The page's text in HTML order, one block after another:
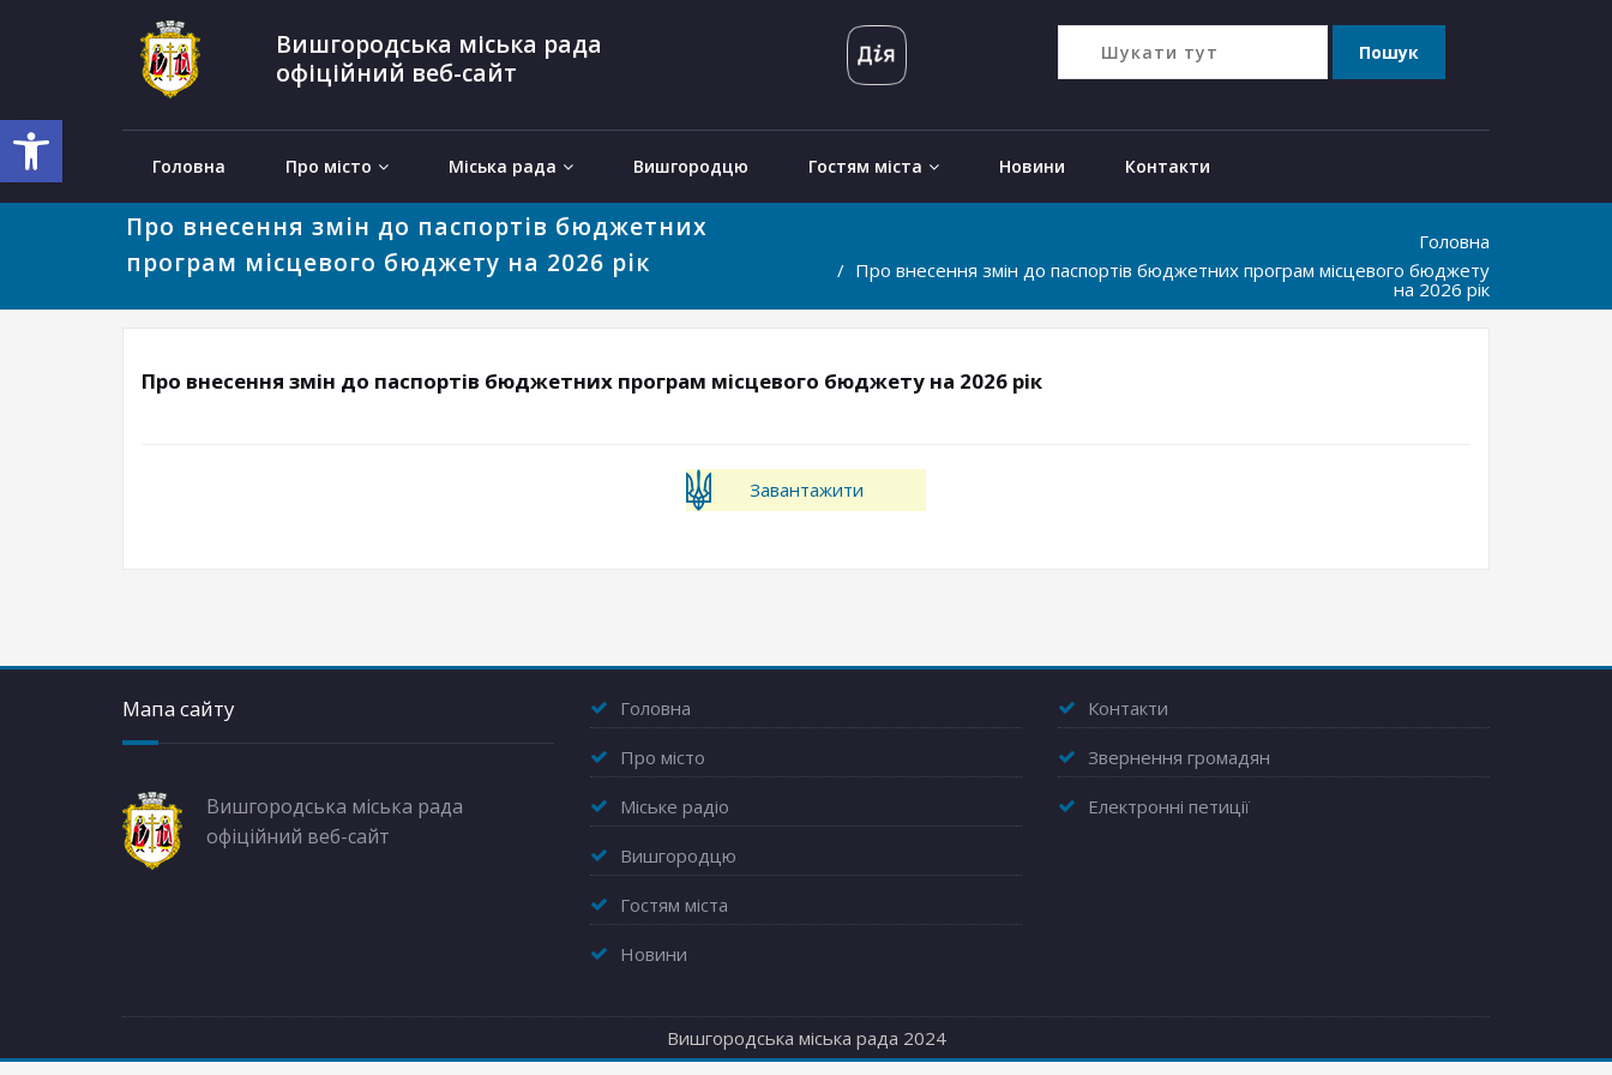
Відкрити Панель інструментів
Вишгородська міська рада
офіційний веб-сайт
Головна Про місто Міська рада Вишгородцю Гостям міста Новини Контакти
Про внесення змiн до паспортiв бюджетних
програм мiсцевого бюджету на 2026 piк
Головна
Про внесення змiн до паспортiв бюджетних програм мiсцевого бюджету
на 2026 piк
Про внесення змiн до паспортiв бюджетних програм мiсцевого бюджету на 2026 piк
Завантажити
Мапа сайту
Вишгородська міська рада
офіційний веб-сайт
Головна
Про місто
Міське радіо
Вишгородцю
Гостям міста
Новини
Контакти
Звернення громадян
Електронні петиції
Вишгородська міська рада 2024